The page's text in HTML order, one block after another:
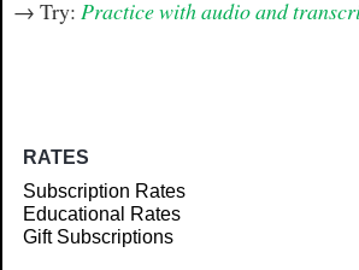
→ Try: Practice with audio and
RATES
Subscription Rates
Educational Rates
Gift Subscriptions